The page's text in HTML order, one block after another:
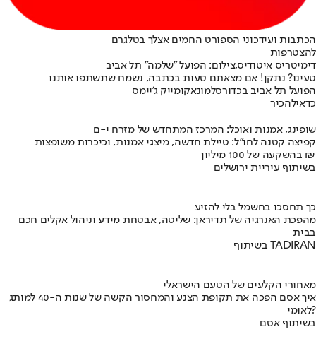
הכתבות ועידכוני הספורט החמים אצלך בטלגרם
להצטרפות
דימיטריס איטודיס,צילום: הפועל "שלמה" תל אביב
טעינו? נתקן! אם מצאתם טעות בכתבה, נשמח שתשתפו אותנו
הפועל תל אביב בכדורסלמונאקומייק ג'יימס
כדאילהכיר
שופינג, אמנות ואוכל: המרכז המתחדש של מזרח י-ם
קפיצה קטנה לחו"ל: טיילת חדשה, מיצגי אמנות, וכיכרות משופצות
בהשקעה של 100 מיליון ₪
בשיתוף עיריית ירושלים
כך תחסכו בחשמל בלי להזיע
מהפכת האנרגיה של תדיראן: שליטה, אבטחת מידע וניהול אקלים חכם
בבית
בשיתוף TADIRAN
מאחורי הקלעים של הטעם הישראלי
איך אסם הפכה את תקופת הצנע והמחסור הקשה של שנות ה-40 למותג
לאומי?
בשיתוף אסם